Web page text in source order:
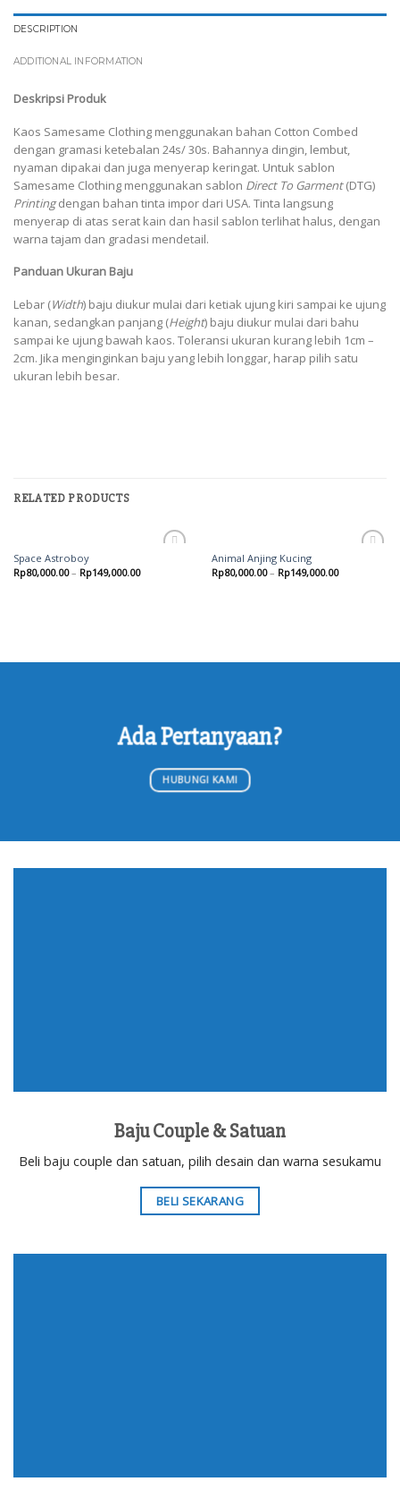
DESCRIPTION
ADDITIONAL INFORMATION
Deskripsi Produk
Kaos Samesame Clothing menggunakan bahan Cotton Combed
dengan gramasi ketebalan 24s/ 30s. Bahannya dingin, lembut,
nyaman dipakai dan juga menyerap keringat. Untuk sablon
Samesame Clothing menggunakan sablon Direct To Garment(DTG)
Printingdengan bahan tinta impor dari USA. Tinta langsung
menyerap di atas serat kain dan hasil sablon terlihat halus, dengan
warna tajam dan gradasi mendetail.
Panduan Ukuran Baju
Lebar (Width) baju diukur mulai dari ketiak ujung kiri sampai ke ujung
kanan, sedangkan panjang (Height) baju diukur mulai dari bahu
sampai ke ujung bawah kaos. Toleransi ukuran kurang lebih 1cm –
2cm. Jika menginginkan baju yang lebih longgar, harap pilih satu
ukuran lebih besar.
RELATED PRODUCTS
Space Astroboy
Rp80,000.00– Rp149,000.00
Animal Anjing Kucing
Rp80,000.00– Rp149,000.00
Ada Pertanyaan?
HUBUNGI KAMI
Baju Couple & Satuan
Beli baju couple dan satuan, pilih desain dan warna sesukamu
BELI SEKARANG